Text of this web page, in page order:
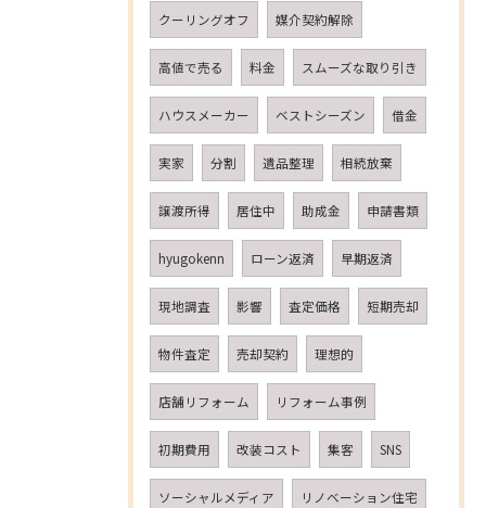
クーリングオフ 媒介契約解除
高値で売る 料金 スムーズな取り引き
ハウスメーカー ベストシーズン 借金
実家 分割 遺品整理 相続放棄
譲渡所得 居住中 助成金 申請書類
hyugokenn ローン返済 早期返済
現地調査 影響 査定価格 短期売却
物件査定 売却契約 理想的
店舗リフォーム リフォーム事例
初期費用 改装コスト 集客 SNS
ソーシャルメディア リノベーション住宅